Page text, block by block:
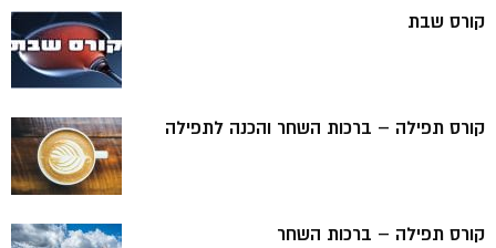
קורס שבת
קורס תפילה – ברכות השחר והכנה לתפילה
קורס תפילה – ברכות השחר